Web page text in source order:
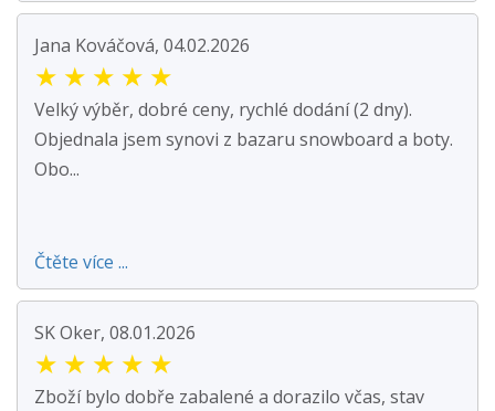
Jana Kováčová, 04.02.2026
★ ★ ★ ★ ★
Velký výběr, dobré ceny, rychlé dodání (2 dny).
Objednala jsem synovi z bazaru snowboard a boty.
Obo...
Čtěte více ...
SK Oker, 08.01.2026
★ ★ ★ ★ ★
Zboží bylo dobře zabalené a dorazilo včas, stav